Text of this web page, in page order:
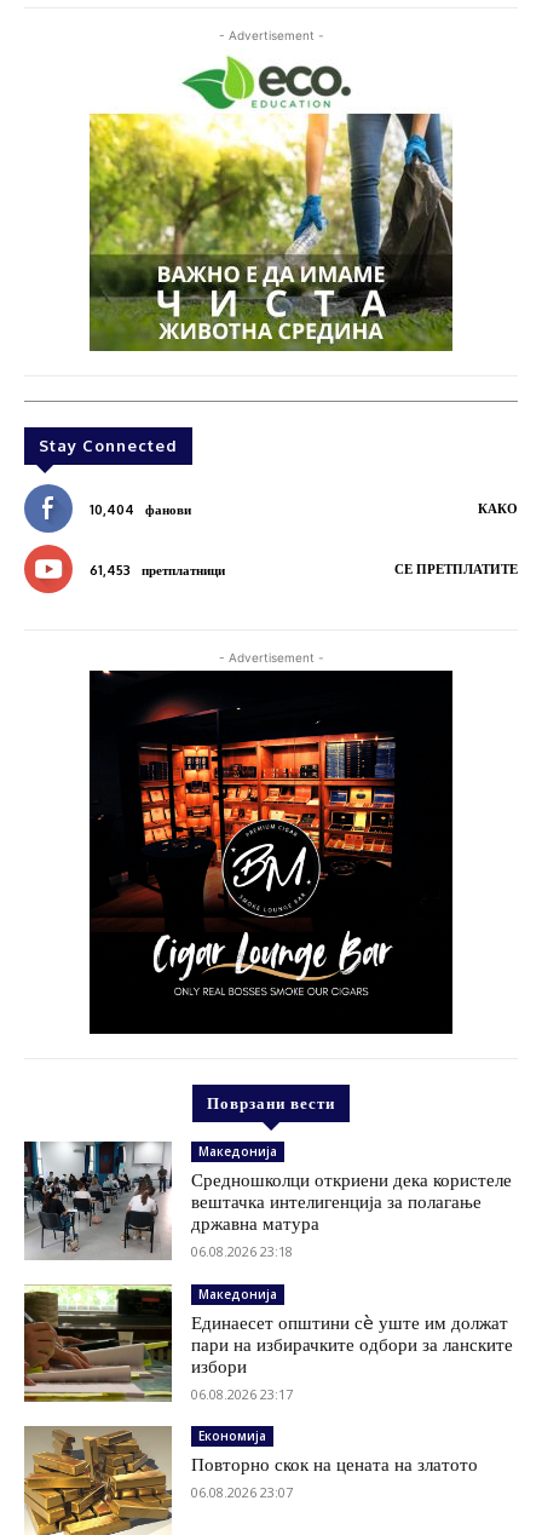
- Advertisement -
Stay Connected
10,404 фанови КАКО
61,453 претплатници СЕ ПРЕТПЛАТИТЕ
- Advertisement -
Поврзани вести
Македонија
Средношколци откриени дека користеле
вештачка интелигенција за полагање
државна матура
06.08.2026 23:18
Македонија
Единаесет општини сè уште им должат
пари на избирачките одбори за ланските
избори
06.08.2026 23:17
Економија
Повторно скок на цената на златото
06.08.2026 23:07